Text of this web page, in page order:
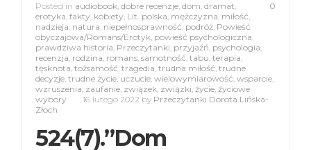
0
Posted in audiobook, dobre recenzje, dom, dramat,
erotyka, fakty, kobiety, Lit. polska, mężczyzna, miłość,
nadzieja, natura, niepełnosprawność, podróż, Powieść
obyczajowa/Romans/Erotyk, powieść psychologiczna,
prawdziwa historia, Przeczytanki, przyjaźń, psychologia,
recenzja, rodzina, romans, samotność, tabu, terapia,
tęsknota, tożsamość, tragedia, trudna miłość, trudne
decyzje, trudne życie, uczucie, wielowymiarowość, wsparcie,
wzruszenia, zaufanie, związek, związki, życie, życiowe
wybory
16 lutego 2022 by Przeczytanki Dorota Lińska-
Złoch
524(7).”Dom